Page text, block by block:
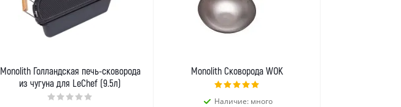
Monolith Голландская печь-сковорода
из чугуна для LeChef (9.5л)
Monolith Сковорода WOK
Наличие: много